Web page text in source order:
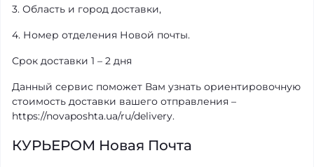
3. Область и город доставки,
4. Номер отделения Новой почты.
Срок доставки 1 – 2 дня
Данный сервис поможет Вам узнать ориентировочную
стоимость доставки вашего отправления –
https://novaposhta.ua/ru/delivery.
КУРЬЕРОМ Новая Почта